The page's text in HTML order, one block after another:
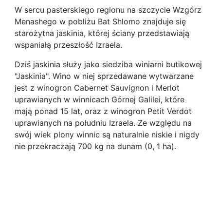
W sercu pasterskiego regionu na szczycie Wzgórz
Menashego w pobliżu Bat Shlomo znajduje się
starożytna jaskinia, której ściany przedstawiają
wspaniałą przeszłość Izraela.
Dziś jaskinia służy jako siedziba winiarni butikowej
"Jaskinia". Wino w niej sprzedawane wytwarzane
jest z winogron Cabernet Sauvignon i Merlot
uprawianych w winnicach Górnej Galilei, które
mają ponad 15 lat, oraz z winogron Petit Verdot
uprawianych na południu Izraela. Ze względu na
swój wiek plony winnic są naturalnie niskie i nigdy
nie przekraczają 700 kg na dunam (0, 1 ha).